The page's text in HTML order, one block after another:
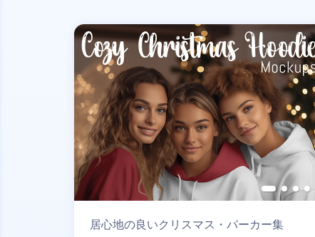
居心地の良いクリスマス・パーカー集